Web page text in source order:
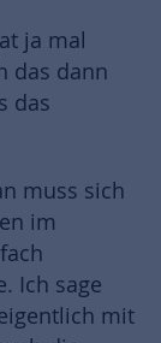
ja mal
das dann
das
muss sich
im
Ich sage
mit